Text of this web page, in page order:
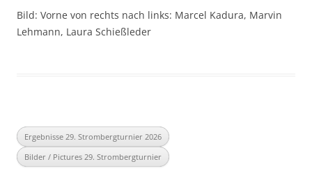
Bild: Vorne von rechts nach links: Marcel Kadura, Marvin
Lehmann, Laura Schießleder
Ergebnisse 29. Strombergturnier 2026
Bilder / Pictures 29. Strombergturnier